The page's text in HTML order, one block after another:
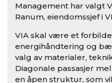
Management har valgt
Ranum, eiendomssjef i
VIA skal være et
energihåndtering og
valg av materialer,
Diagonale passasjer
en åpen struktur, som